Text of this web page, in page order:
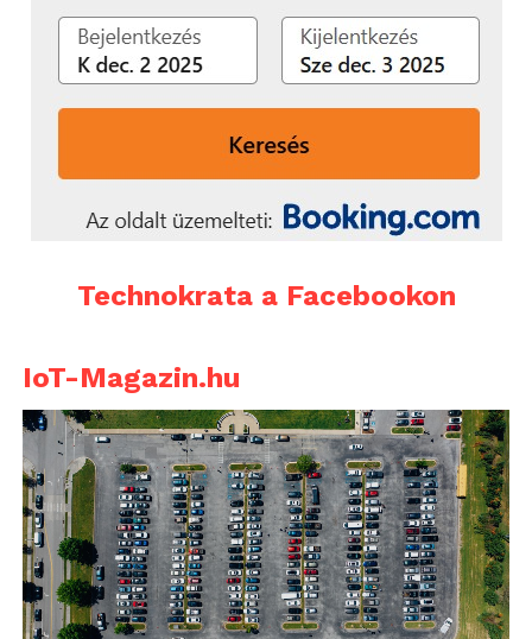
Technokrata a Facebookon
IoT-Magazin.hu